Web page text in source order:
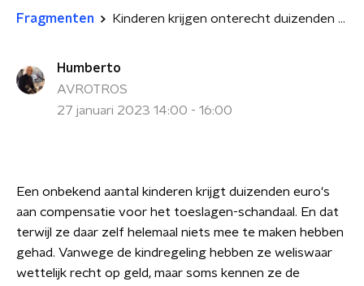
Fragmenten Kinderen krijgen onterecht duizenden euro's aan compensatie voor toeslagenaffaire
Humberto
AVROTROS
27 januari 2023 14:00 - 16:00
Een onbekend aantal kinderen krijgt duizenden euro's
aan compensatie voor het toeslagen-schandaal. En dat
terwijl ze daar zelf helemaal niets mee te maken hebben
gehad. Vanwege de kindregeling hebben ze weliswaar
wettelijk recht op geld, maar soms kennen ze de